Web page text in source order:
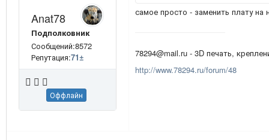
Anat78
Подполковник
Сообщений:8572
Репутация:71±
Оффлайн
самое просто - заменить плату
78294@mail.ru - 3D печать,
http://www.78294.ru/forum/48